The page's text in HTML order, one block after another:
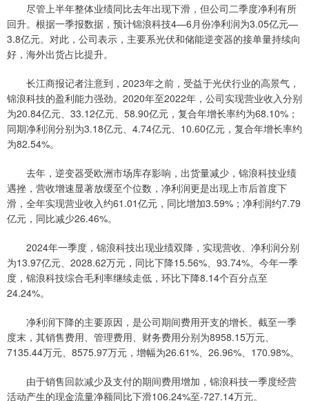
尽管上半年整体业绩同比去年出现下滑，但公司二季度净利有所
回升。根据一季报数据，预计锦浪科技4—6月份净利润为3.05亿元—
3.8亿元。对此，公司表示，主要系光伏和储能逆变器的接单量持续向
好，海外出货占比提升。
长江商报记者注意到，2023年之前，受益于光伏行业的高景气，
锦浪科技的盈利能力强劲。2020年至2022年，公司实现营业收入分别
为20.84亿元、33.12亿元、58.90亿元，复合年增长率约为68.10%；
同期净利润分别为3.18亿元、4.74亿元、10.60亿元，复合年增长率约
为82.54%。
去年，逆变器受欧洲市场库存影响，出货量减少，锦浪科技业绩
遇挫，营收增速显著放缓至个位数，净利润更是出现上市后首度下
滑，全年实现营业收入约61.01亿元，同比增加3.59%；净利润约7.79
亿元，同比减少26.46%。
2024年一季度，锦浪科技出现业绩双降，实现营收、净利润分别
为13.97亿元、2028.62万元，同比下降15.56%、93.74%。今年一季
度，锦浪科技综合毛利率继续走低，环比下降8.14个百分点至
24.24%。
净利润下降的主要原因，是公司期间费用开支的增长。截至一季
度末，其销售费用、管理费用、财务费用分别为8958.15万元、
7135.44万元、8575.97万元，增幅为26.61%、26.96%、170.98%。
由于销售回款减少及支付的期间费用增加，锦浪科技一季度经营
活动产生的现金流量净额同比下滑106.24%至-727.14万元。